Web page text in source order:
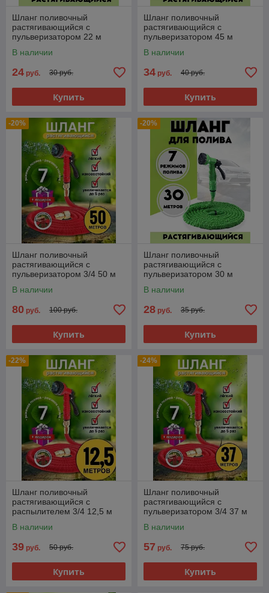
Шланг поливочный
растягивающийся с
пульверизатором 22 м
В наличии
24 руб. 30 руб.
Купить
Шланг поливочный
растягивающийся с
пульверизатором 45 м
В наличии
34 руб. 40 руб.
Купить
-20%
Шланг поливочный
растягивающийся с
пульверизатором 3/4 50 м
В наличии
80 руб. 100 руб.
Купить
-20%
Шланг поливочный
растягивающийся с
пульверизатором 30 м
В наличии
28 руб. 35 руб.
Купить
-22%
Шланг поливочный
растягивающийся с
распылителем 3/4 12,5 м
В наличии
39 руб. 50 руб.
Купить
-24%
Шланг поливочный
растягивающийся с
пульверизатором 3/4 37 м
В наличии
57 руб. 75 руб.
Купить